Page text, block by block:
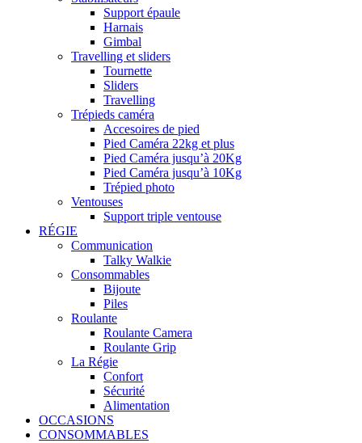
Support épaule
Harnais
Gimbal
Travelling et sliders
Tournette
Sliders
Travelling
Trépieds caméra
Accesoires de pied
Pied Caméra 22kg et plus
Pied Caméra jusqu’à 20Kg
Pied Caméra jusqu’à 10Kg
Trépied photo
Ventouses
Support triple ventouse
RÉGIE
Communication
Talky Walkie
Consommables
Bijoute
Piles
Roulante
Roulante Camera
Roulante Grip
La Régie
Confort
Sécurité
Alimentation
OCCASIONS
CONSOMMABLES